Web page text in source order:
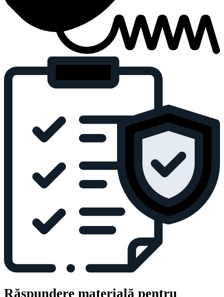
Răspundere materială pentru